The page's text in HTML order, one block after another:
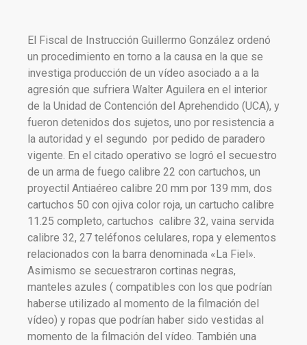
El Fiscal de Instrucción Guillermo González ordenó
un procedimiento en torno a la causa en la que se
investiga producción de un vídeo asociado a a la
agresión que sufriera Walter Aguilera en el interior
de la Unidad de Contención del Aprehendido (UCA), y
fueron detenidos dos sujetos, uno por resistencia a
la autoridad y el segundo por pedido de paradero
vigente. En el citado operativo se logró el secuestro
de un arma de fuego calibre 22 con cartuchos, un
proyectil Antiaéreo calibre 20 mm por 139 mm, dos
cartuchos 50 con ojiva color roja, un cartucho calibre
11.25 completo, cartuchos calibre 32, vaina servida
calibre 32, 27 teléfonos celulares, ropa y elementos
relacionados con la barra denominada «La Fiel».
Asimismo se secuestraron cortinas negras,
manteles azules ( compatibles con los que podrían
haberse utilizado al momento de la filmación del
vídeo) y ropas que podrían haber sido vestidas al
momento de la filmación del vídeo. También una